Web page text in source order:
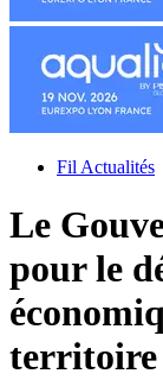
Fil Actualités
Le
pour le
territoire